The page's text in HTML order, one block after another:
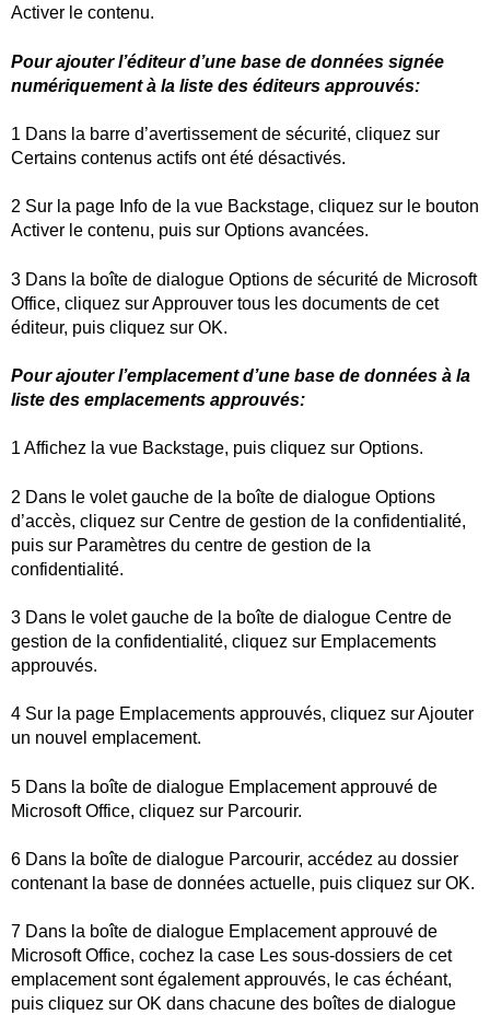
Activer le contenu.
Pour ajouter l’éditeur d’une base de données signée
numériquement à la liste des éditeurs approuvés:
1 Dans la barre d’avertissement de sécurité, cliquez sur
Certains contenus actifs ont été désactivés.
2 Sur la page Info de la vue Backstage, cliquez sur le bouton
Activer le contenu, puis sur Options avancées.
3 Dans la boîte de dialogue Options de sécurité de Microsoft
Office, cliquez sur Approuver tous les documents de cet
éditeur, puis cliquez sur OK.
Pour ajouter l’emplacement d’une base de données à la
liste des emplacements approuvés:
1 Affichez la vue Backstage, puis cliquez sur Options.
2 Dans le volet gauche de la boîte de dialogue Options
d’accès, cliquez sur Centre de gestion de la confidentialité,
puis sur Paramètres du centre de gestion de la
confidentialité.
3 Dans le volet gauche de la boîte de dialogue Centre de
gestion de la confidentialité, cliquez sur Emplacements
approuvés.
4 Sur la page Emplacements approuvés, cliquez sur Ajouter
un nouvel emplacement.
5 Dans la boîte de dialogue Emplacement approuvé de
Microsoft Office, cliquez sur Parcourir.
6 Dans la boîte de dialogue Parcourir, accédez au dossier
contenant la base de données actuelle, puis cliquez sur OK.
7 Dans la boîte de dialogue Emplacement approuvé de
Microsoft Office, cochez la case Les sous-dossiers de cet
emplacement sont également approuvés, le cas échéant,
puis cliquez sur OK dans chacune des boîtes de dialogue